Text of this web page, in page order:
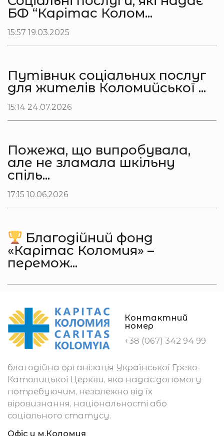
БФ “Карітас Колом...
15:57 19.03.2025
Путівник соціальних послуг
для жителів Коломийської ...
15:14 24.07.2026
Пожежа, що випробувала,
але не зламала шкільну
спіль...
17:15 10.06.2026
Благодійний фонд
«Карітас Коломия» –
перемож...
Контактний
номер
+38 (067) 342 94 99
благодійна організація Української Греко-
Католицької Церкви, яка надає допомогу
потребуючим, незалежно від їх
віровизнання, національності або
соціального статусу.
Офіс у м.Коломия